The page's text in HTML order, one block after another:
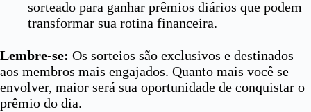
sorteado para ganhar prêmios diários que podem
transformar sua rotina financeira.
Lembre-se: Os sorteios são exclusivos e destinados
aos membros mais engajados. Quanto mais você se
envolver, maior será sua oportunidade de conquistar o
prêmio do dia.